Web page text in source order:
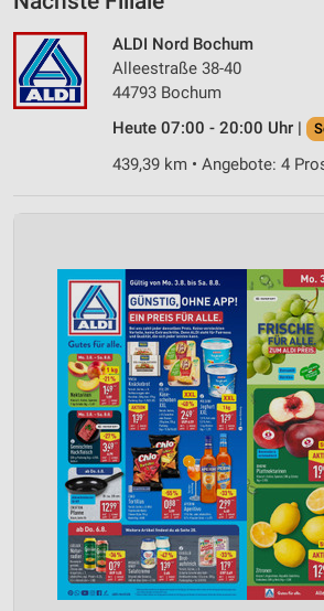
ALDI Nord Bochum
Alleestraße 38-40
44793 Bochum
Heute 07:00 - 20:00 Uhr |
439,39 km • Angebote: 4